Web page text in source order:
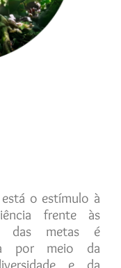
o estímulo à
frente às
das metas é
por meio da
e da